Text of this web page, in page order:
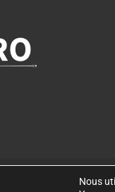
. Disseny web per Bredax
Nous